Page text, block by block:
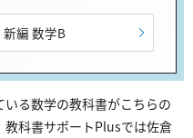
新編 数学B
る数学の教科書がこちらの
科書サポートPlusでは佐倉